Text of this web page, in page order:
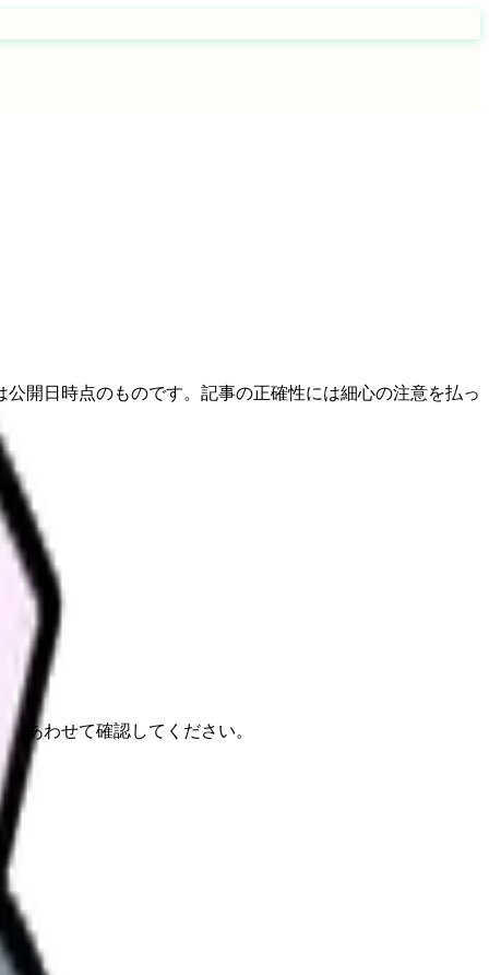
開日時点のものです。記事の正確性には細心の注意を払っ
あわせて確認してください。